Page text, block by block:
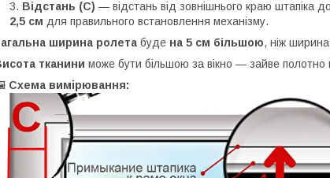
Відстань (C) — відстань від зовнішнього краю штапіка
2,5 см для правильного встановлення механізму.
ширина ролета буде на 5 см більшою, ніж
тканини може бути більшою за вікно — зайве полотно
Схема вимірювання: